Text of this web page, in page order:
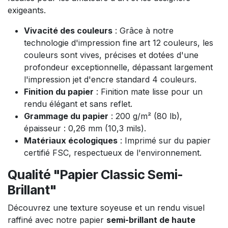
exigeants.
Vivacité des couleurs : Grâce à notre
technologie d'impression fine art 12 couleurs, les
couleurs sont vives, précises et dotées d'une
profondeur exceptionnelle, dépassant largement
l'impression jet d'encre standard 4 couleurs.
Finition du papier : Finition mate lisse pour un
rendu élégant et sans reflet.
Grammage du papier : 200 g/m² (80 lb),
épaisseur : 0,26 mm (10,3 mils).
Matériaux écologiques : Imprimé sur du papier
certifié FSC, respectueux de l'environnement.
Qualité "Papier Classic Semi-
Brillant"
Découvrez une texture soyeuse et un rendu visuel
raffiné avec notre papier semi-brillant de haute